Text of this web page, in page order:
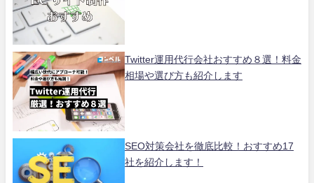
Twitter運用代行会社おすすめ８選！料金
相場や選び方も紹介します
SEO対策会社を徹底比較！おすすめ17
社を紹介します！